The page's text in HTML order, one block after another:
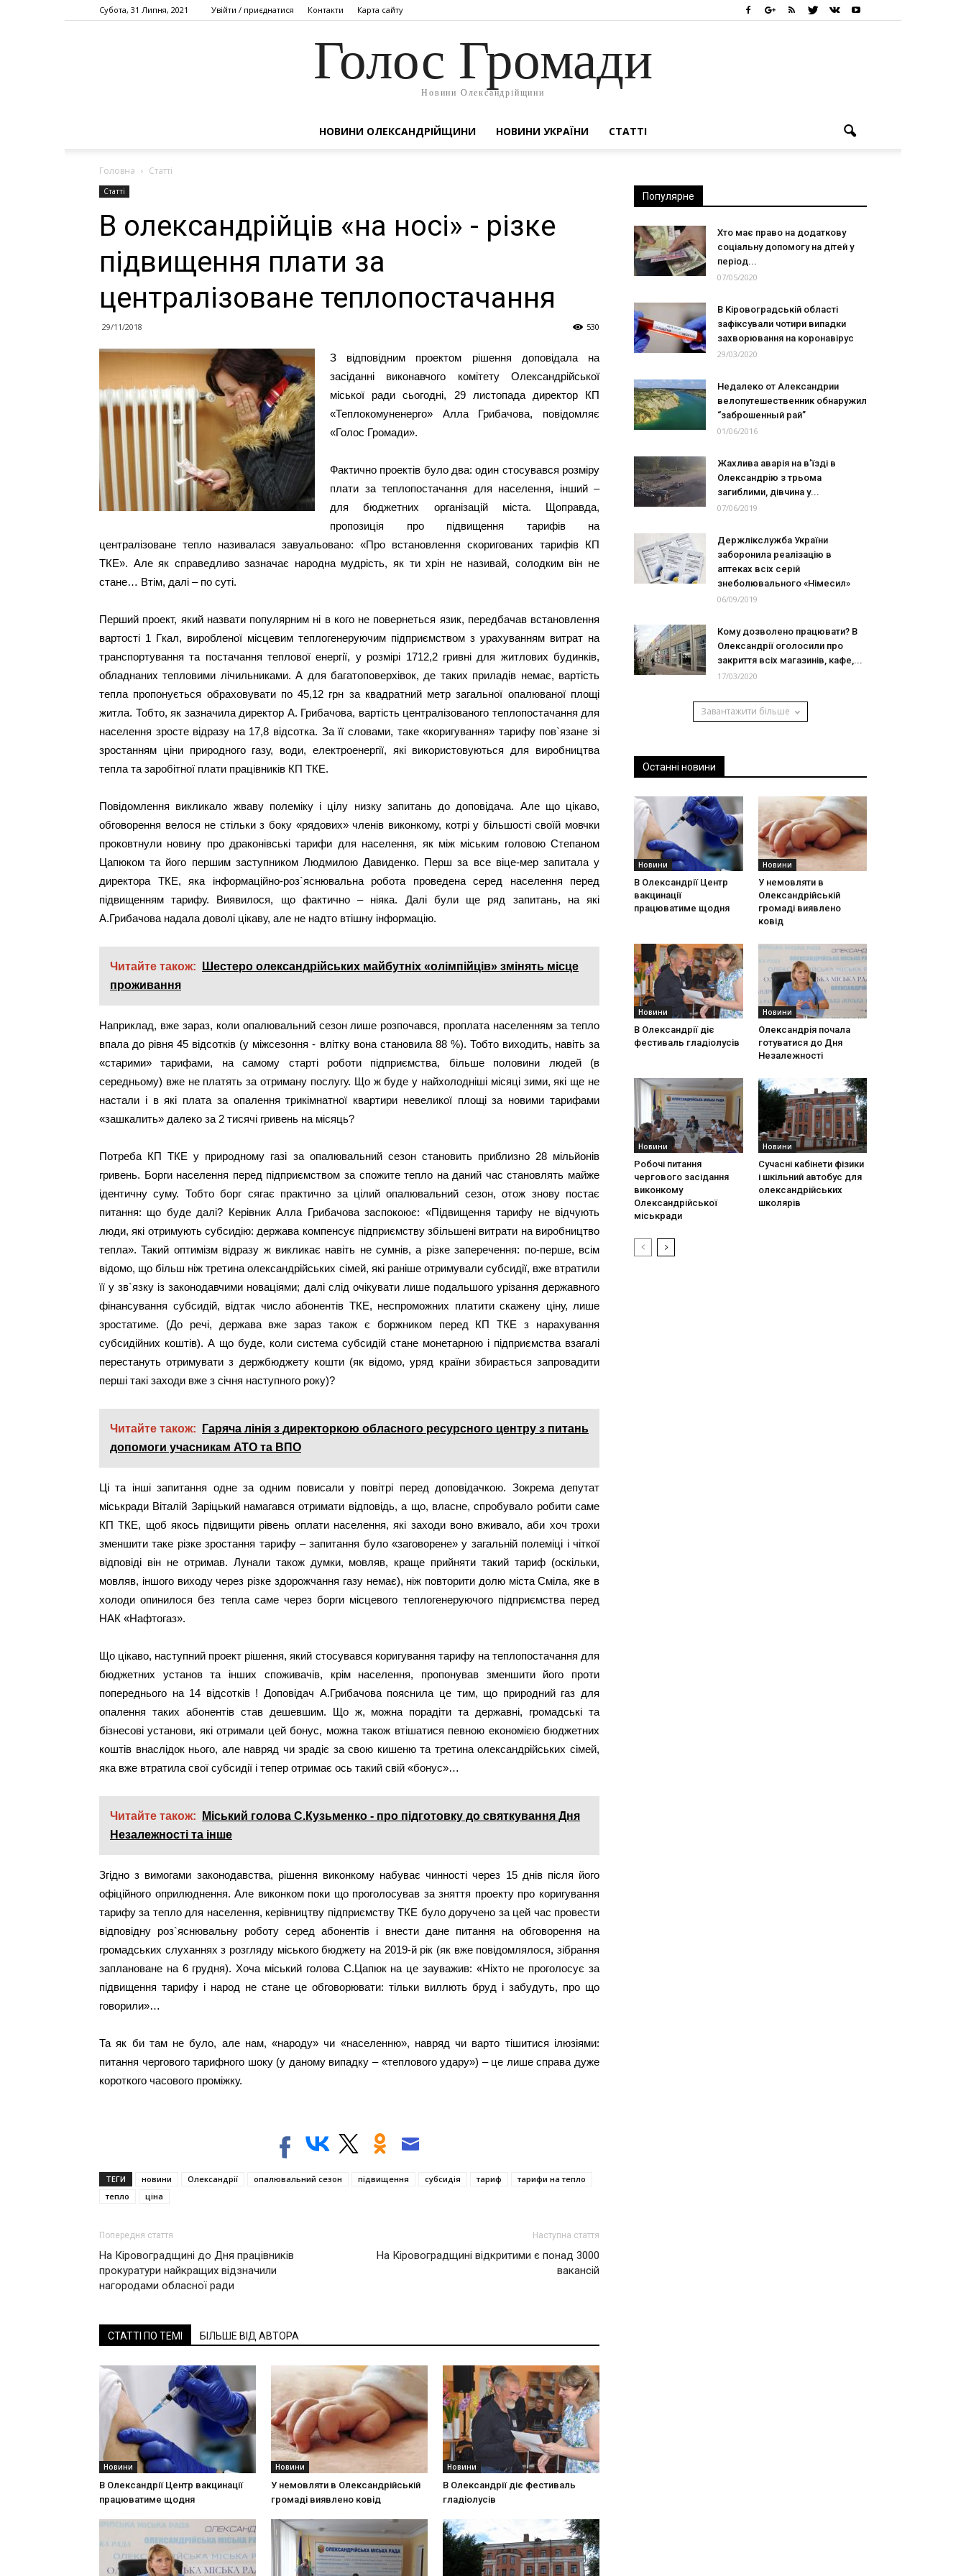
Субота, 31 Липня, 2021 Увійти / приєднатися Контакти Карта сайту
Голос Громади
Новини Олександрійщини
НОВИНИ ОЛЕКСАНДРІЙЩИНИ НОВИНИ УКРАЇНИ СТАТТІ
Головна Статті
Статті
В олександрійців «на носі» - різке
підвищення плати за
централізоване теплопостачання
29/11/2018 530
З відповідним проектом рішення доповідала на
засіданні виконавчого комітету Олександрійської
міської ради сьогодні, 29 листопада директор КП
«Теплокомуненерго» Алла Грибачова, повідомляє
«Голос Громади».
Фактично проектів було два: один стосувався розміру
плати за теплопостачання для населення, інший –
для бюджетних організацій міста. Щоправда,
пропозиція про підвищення тарифів на
централізоване тепло називалася завуальовано: «Про встановлення скоригованих тарифів КП
ТКЕ». Але як справедливо зазначає народна мудрість, як ти хрін не називай, солодким він не
стане… Втім, далі – по суті.
Перший проект, який назвати популярним ні в кого не повернеться язик, передбачав встановлення
вартості 1 Гкал, виробленої місцевим теплогенеруючим підприємством з урахуванням витрат на
транспортування та постачання теплової енергії, у розмірі 1712,2 гривні для житлових будинків,
обладнаних тепловими лічильниками. А для багатоповерхівок, де таких приладів немає, вартість
тепла пропонується обраховувати по 45,12 грн за квадратний метр загальної опалюваної площі
житла. Тобто, як зазначила директор А. Грибачова, вартість централізованого теплопостачання для
населення зросте відразу на 17,8 відсотка. За її словами, таке «коригування» тарифу пов`язане зі
зростанням ціни природного газу, води, електроенергії, які використовуються для виробництва
тепла та заробітної плати працівників КП ТКЕ.
Повідомлення викликало жваву полеміку і цілу низку запитань до доповідача. Але що цікаво,
обговорення велося не стільки з боку «рядових» членів виконкому, котрі у більшості своїй мовчки
проковтнули новину про драконівські тарифи для населення, як між міським головою Степаном
Цапюком та його першим заступником Людмилою Давиденко. Перш за все віце-мер запитала у
директора ТКЕ, яка інформаційно-роз`яснювальна робота проведена серед населення перед
підвищенням тарифу. Виявилося, що фактично – ніяка. Далі були ще ряд запитань, на які
А.Грибачова надала доволі цікаву, але не надто втішну інформацію.
Читайте також:
Шестеро олександрійських майбутніх «олімпійців» змінять місце
проживання
Наприклад, вже зараз, коли опалювальний сезон лише розпочався, проплата населенням за тепло
впала до рівня 45 відсотків (у міжсезоння - влітку вона становила 88 %). Тобто виходить, навіть за
«старими» тарифами, на самому старті роботи підприємства, більше половини людей (в
середньому) вже не платять за отриману послугу. Що ж буде у найхолодніші місяці зими, які ще не
настали і в які плата за опалення трикімнатної квартири невеликої площі за новими тарифами
«зашкалить» далеко за 2 тисячі гривень на місяць?
Потреба КП ТКЕ у природному газі за опалювальний сезон становить приблизно 28 мільйонів
гривень. Борги населення перед підприємством за спожите тепло на даний час становлять майже
ідентичну суму. Тобто борг сягає практично за цілий опалювальний сезон, отож знову постає
питання: що буде далі? Керівник Алла Грибачова заспокоює: «Підвищення тарифу не відчують
люди, які отримують субсидію: держава компенсує підприємству збільшені витрати на виробництво
тепла». Такий оптимізм відразу ж викликає навіть не сумнів, а різке заперечення: по-перше, всім
відомо, що більш ніж третина олександрійських сімей, які раніше отримували субсидії, вже втратили
її у зв`язку із законодавчими новаціями; далі слід очікувати лише подальшого урізання державного
фінансування субсидій, відтак число абонентів ТКЕ, неспроможних платити скажену ціну, лише
зростатиме. (До речі, держава вже зараз також є боржником перед КП ТКЕ з нарахування
субсидійних коштів). А що буде, коли система субсидій стане монетарною і підприємства взагалі
перестануть отримувати з держбюджету кошти (як відомо, уряд країни збирається запровадити
перші такі заходи вже з січня наступного року)?
Читайте також:
Гаряча лінія з директоркою обласного ресурсного центру з питань
допомоги учасникам АТО та ВПО
Ці та інші запитання одне за одним повисали у повітрі перед доповідачкою. Зокрема депутат
міськради Віталій Заріцький намагався отримати відповідь, а що, власне, спробувало робити саме
КП ТКЕ, щоб якось підвищити рівень оплати населення, які заходи воно вживало, аби хоч трохи
зменшити таке різке зростання тарифу – запитання було «заговорене» у загальній полеміці і чіткої
відповіді він не отримав. Лунали також думки, мовляв, краще прийняти такий тариф (оскільки,
мовляв, іншого виходу через різке здорожчання газу немає), ніж повторити долю міста Сміла, яке в
холоди опинилося без тепла саме через борги місцевого теплогенеруючого підприємства перед
НАК «Нафтогаз».
Що цікаво, наступний проект рішення, який стосувався коригування тарифу на теплопостачання для
бюджетних установ та інших споживачів, крім населення, пропонував зменшити його проти
попереднього на 14 відсотків ! Доповідач А.Грибачова пояснила це тим, що природний газ для
опалення таких абонентів став дешевшим. Що ж, можна порадіти та державні, громадські та
бізнесові установи, які отримали цей бонус, можна також втішатися певною економією бюджетних
коштів внаслідок нього, але навряд чи зрадіє за свою кишеню та третина олександрійських сімей,
яка вже втратила свої субсидії і тепер отримає ось такий свій «бонус»…
Читайте також:
Міський голова С.Кузьменко - про підготовку до святкування Дня
Незалежності та інше
Згідно з вимогами законодавства, рішення виконкому набуває чинності через 15 днів після його
офіційного оприлюднення. Але виконком поки що проголосував за зняття проекту про коригування
тарифу за тепло для населення, керівництву підприємству ТКЕ було доручено за цей час провести
відповідну роз`яснювальну роботу серед абонентів і внести дане питання на обговорення на
громадських слуханнях з розгляду міського бюджету на 2019-й рік (як вже повідомлялося, зібрання
заплановане на 6 грудня). Хоча міський голова С.Цапюк на це зауважив: «Ніхто не проголосує за
підвищення тарифу і народ не стане це обговорювати: тільки виллють бруд і забудуть, про що
говорили»…
Та як би там не було, але нам, «народу» чи «населенню», навряд чи варто тішитися ілюзіями:
питання чергового тарифного шоку (у даному випадку – «теплового удару») – це лише справа дуже
короткого часового проміжку.
ТЕГИ новини Олександрії опалювальний сезон підвищення субсидія тариф
тарифи на тепло
тепло
ціна
Попередня стаття
На Кіровоградщині до Дня працівників
прокуратури найкращих відзначили
нагородами обласної ради
Наступна стаття
На Кіровоградщині відкритими є понад 3000
вакансій
СТАТТІ ПО ТЕМІ БІЛЬШЕ ВІД АВТОРА
Новини
В Олександрії Центр вакцинації
працюватиме щодня
Новини
У немовляти в Олександрійській
громаді виявлено ковід
Новини
В Олександрії діє фестиваль
гладіолусів
Популярне
Хто має право на додаткову
соціальну допомогу на дітей у
період...
07/05/2020
В Кіровоградській області
зафіксували чотири випадки
захворювання на коронавірус
29/03/2020
Недалеко от Александрии
велопутешественник обнаружил
“заброшенный рай”
01/06/2016
Жахлива аварія на в’їзді в
Олександрію з трьома
загиблими, дівчина у...
07/06/2019
Держлікслужба України
заборонила реалізацію в
аптеках всіх серій
знеболювального «Німесил»
06/09/2019
Кому дозволено працювати? В
Олександрії оголосили про
закриття всіх магазинів, кафе,...
17/03/2020
Завантажити більше
Останні новини
Новини
В Олександрії Центр
вакцинації
працюватиме щодня
Новини
У немовляти в
Олександрійській
громаді виявлено
ковід
Новини
В Олександрії діє
фестиваль гладіолусів
Новини
Олександрія почала
готуватися до Дня
Незалежності
Новини
Робочі питання
чергового засідання
виконкому
Олександрійської
міськради
Новини
Сучасні кабінети фізики
і шкільний автобус для
олександрійських
школярів